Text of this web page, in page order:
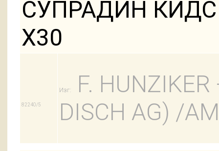
СУПРАДИН
Х30
82240/5
Изг:
F.
DISCH AG) /